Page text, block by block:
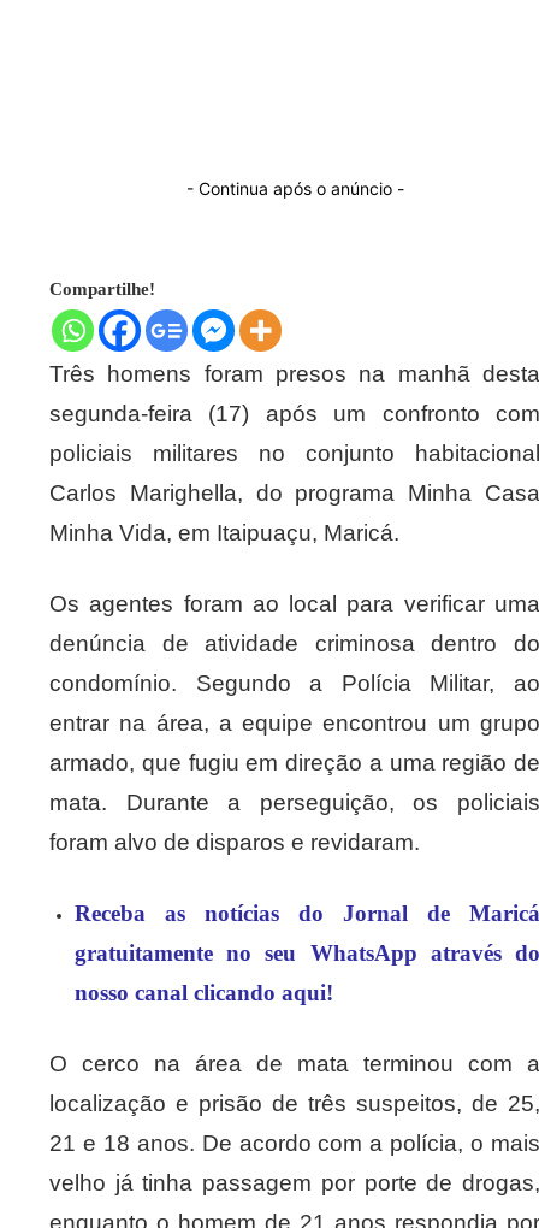
- Continua após o anúncio -
Compartilhe!
Três homens foram presos na manhã desta
segunda-feira (17) após um confronto com
policiais militares no conjunto habitacional
Carlos Marighella, do programa Minha Casa
Minha Vida, em Itaipuaçu, Maricá.
Os agentes foram ao local para verificar uma
denúncia de atividade criminosa dentro do
condomínio. Segundo a Polícia Militar, ao
entrar na área, a equipe encontrou um grupo
armado, que fugiu em direção a uma região de
mata. Durante a perseguição, os policiais
foram alvo de disparos e revidaram.
Receba as notícias do Jornal de Maricá
gratuitamente no seu WhatsApp através do
nosso canal clicando aqui!
O cerco na área de mata terminou com a
localização e prisão de três suspeitos, de 25,
21 e 18 anos. De acordo com a polícia, o mais
velho já tinha passagem por porte de drogas,
enquanto o homem de 21 anos respondia por